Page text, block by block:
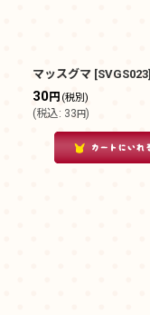
マッスグマ [SVGS023]
30円 (税別)
(税込: 33円)